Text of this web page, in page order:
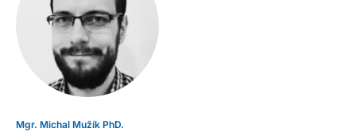
Mgr. Michal Mužík PhD.